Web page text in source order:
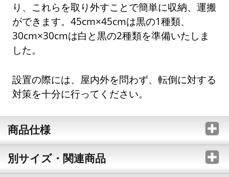
り、これらを取り外すことで簡単に収納、運搬
ができます。45cm×45cmは黒の1種類、
30cm×30cmは白と黒の2種類を準備いたしま
した。
設置の際には、屋内外を問わず、転倒に対する
対策を十分に行ってください。
商品仕様
別サイズ・関連商品